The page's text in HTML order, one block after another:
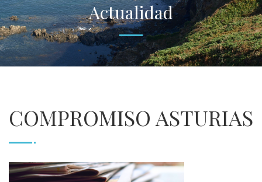
Actualidad
COMPROMISO ASTURIAS